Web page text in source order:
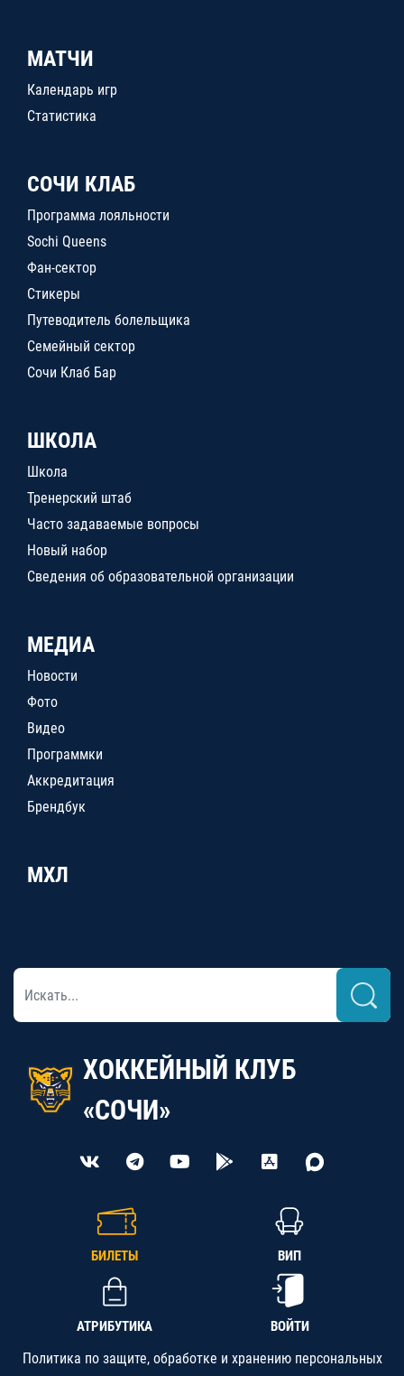
МАТЧИ
Календарь игр
Статистика
СОЧИ КЛАБ
Программа лояльности
Sochi Queens
Фан-сектор
Стикеры
Путеводитель болельщика
Семейный сектор
Сочи Клаб Бар
ШКОЛА
Школа
Тренерский штаб
Часто задаваемые вопросы
Новый набор
Сведения об образовательной организации
МЕДИА
Новости
Фото
Видео
Программки
Аккредитация
Брендбук
МХЛ
ХОККЕЙНЫЙ КЛУБ
«СОЧИ»
БИЛЕТЫ ВИП
АТРИБУТИКА ВОЙТИ
Политика по защите, обработке и хранению персональных